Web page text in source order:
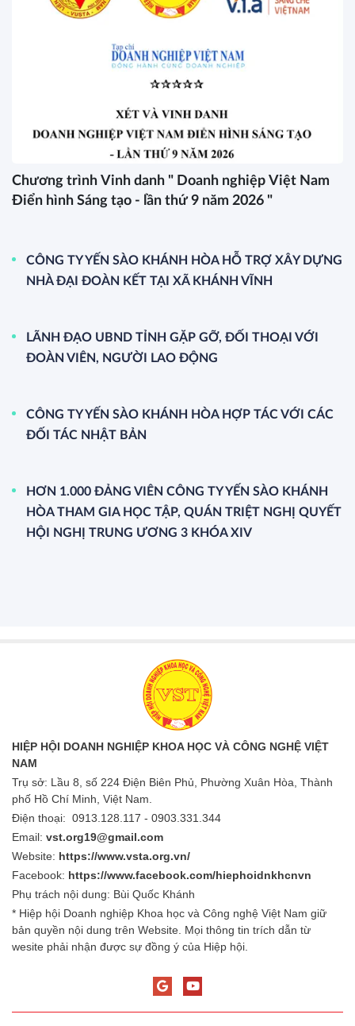
13/07/2026
YẾN SÀO KHÁNH HÒA ĐƯỢC
TIÊU BIỂU VỀ NĂNG LƯỢNG MÔI
TRƯỜNG XANH VIỆT NAM
09/07/2026
SUNSANEST * THƯƠNG HIỆU
MỚI, THÊM LỰA CHỌN CHO
NGƯỜI TIÊU DÙNG
XEM THÊM
Khơi thông thể chế, chấp nhận rủi ro, thúc đẩy công
nghệ chiến lược bứt phá
Chương trình Vinh danh " Doanh nghiệp Việt Nam Điển
hình Sáng tạo - lần thứ 9 năm 2026 "
Thanh niên mang nông sản các địa phương đi tranh tài
khởi nghiệp đổi mới sáng tạo
Kết nối công nghệ, xây dựng hệ sinh thái y tế thông
100 ngày cao điểm tháo gỡ điểm nghẽn chuyển đổi số:
Tăng tốc để Nghị quyết 57 đi vào cuộc sống
Tin Hội viên